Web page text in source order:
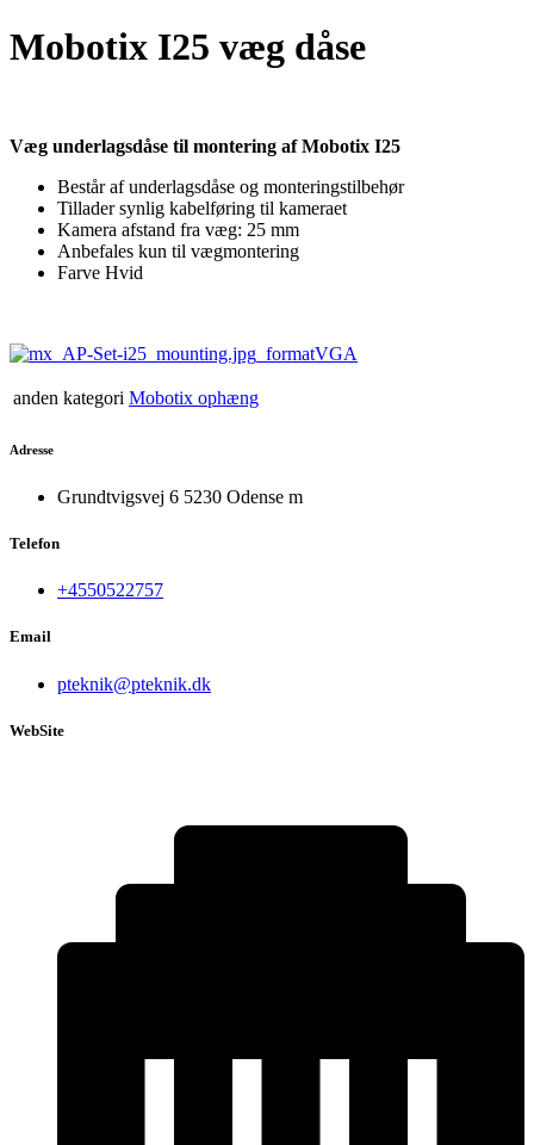
Mobotix I25 væg dåse
Væg underlagsdåse til montering af Mobotix I25
Består af underlagsdåse og monteringstilbehør
Tillader synlig kabelføring til kameraet
Kamera afstand fra væg: 25 mm
Anbefales kun til vægmontering
Farve Hvid
anden kategori Mobotix ophæng
Adresse
Grundtvigsvej 6 5230 Odense m
Telefon
+4550522757
Email
pteknik@pteknik.dk
WebSite